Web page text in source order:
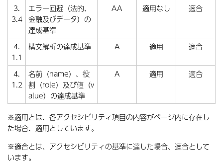
3.
3.4
エラー回避（法的、
金融及びデータ）の
達成基準
AA 適用なし 適合
4.
1.1
構文解析の達成基準 A 適用 適合
4.
1.2
名前（name）、役
割（role）及び値（v
alue）の達成基準
A 適用 適合
※適用とは、各アクセシビリティ項目の内容がページ内に存在し
た場合、適用としています。
※適合とは、アクセシビリティの基準に達した場合、適合として
います。